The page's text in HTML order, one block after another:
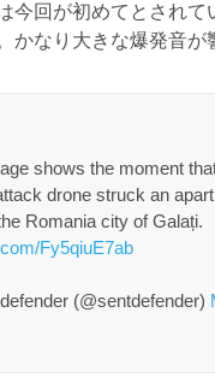
今回が初めてとされ
かなり大きな爆発音が
shows the moment
drone struck an
Romania city of Galați.
Fy5qiuE7ab
(@sentdefender)